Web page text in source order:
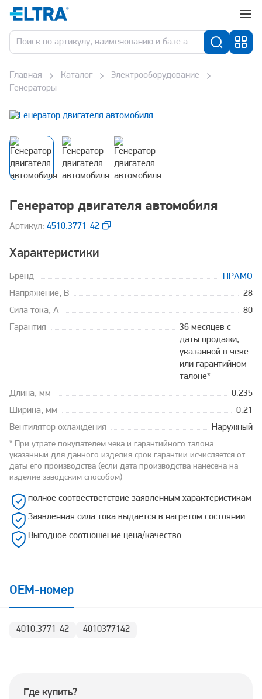
Главная Каталог
Электрооборудование
Генераторы
Генератор двигателя автомобиля
Aртикул: 4510.3771-42
Характеристики
Бренд
ПРАМО
Напряжение, В
28
Сила тока, А
80
Гарантия
36 месяцев с
даты продажи,
указанной в чеке
или гарантийном
талоне*
Длина, мм
0.235
Ширина, мм
0.21
Вентилятор охлаждения
Наружный
* При утрате покупателем чека и гарантийного талона
указанный для данного изделия срок гарантии исчисляется от
даты его производства (если дата производства нанесена на
изделие заводским способом)
полное соотвестветствие заявленным характеристикам
Заявленная сила тока выдается в нагретом состоянии
Выгодное соотношение цена/качество
OEM-номер
4010.3771-42 4010377142
Где купить?